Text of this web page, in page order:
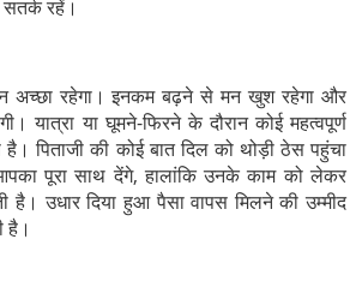
रहें।
अच्छा रहेगा। इनकम बढ़ने से मन खुश रहेगा और
यात्रा या घूमने-फिरने के दौरान कोई महत्वपूर्ण
पिताजी की कोई बात दिल को थोड़ी ठेस पहुंचा
पूरा साथ देंगे, हालांकि उनके काम को लेकर
है। उधार दिया हुआ पैसा वापस मिलने की उम्मीद
है।